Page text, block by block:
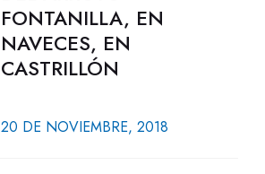
FONTANILLA, EN
NAVECES, EN
CASTRILLÓN
20 DE NOVIEMBRE, 2018